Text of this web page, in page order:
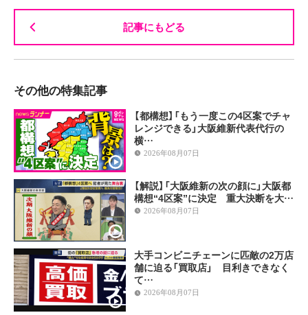
記事にもどる
その他の特集記事
【都構想】「もう一度この4区案でチャ
レンジできる」大阪維新代表代行の
横…
2026年08月07日
【解説】「大阪維新の次の顔に」大阪都
構想“4区案”に決定 重大決断を大…
2026年08月07日
大手コンビニチェーンに匹敵の2万店
舗に迫る「買取店」 目利きできなく
て…
2026年08月07日